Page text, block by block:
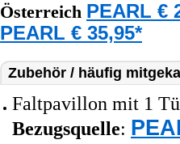
Österreich PEARL €
PEARL € 35,95*
Zubehör / häufig
Faltpavillon mit 1
Bezugsquelle: